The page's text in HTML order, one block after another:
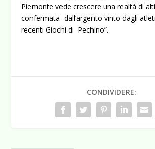
Piemonte vede crescere una realtà di
confermata dall’argento vinto dagli
recenti Giochi di Pechino”.
CONDIVIDERE: